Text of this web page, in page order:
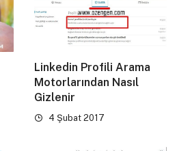
Linkedin Profili Arama
Motorlarından Nasıl
Gizlenir
4 Şubat 2017